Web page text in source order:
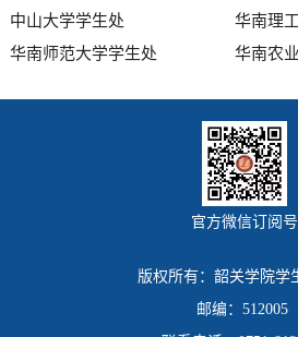
中山大学学生处
华南理
华南师范大学学生处
华南农
官方微信订阅号
版权所有：韶关学院学
邮编：512005